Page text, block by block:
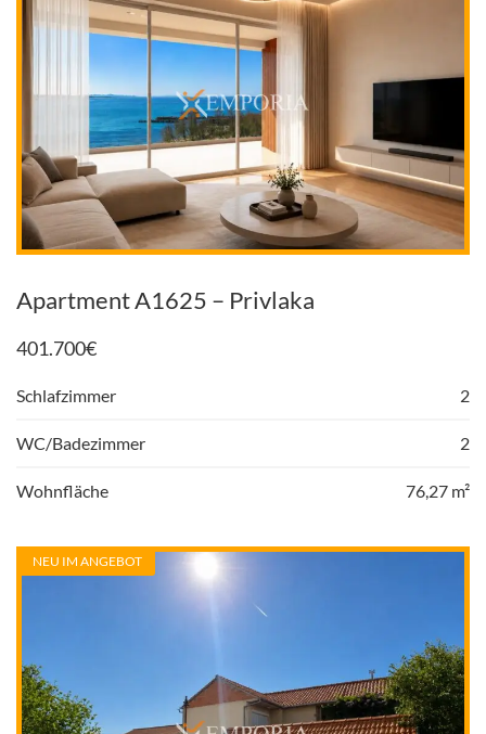
Apartment A1625 – Privlaka
401.700€
Schlafzimmer 2
WC/Badezimmer 2
Wohnfläche 76,27 m²
NEU IM ANGEBOT